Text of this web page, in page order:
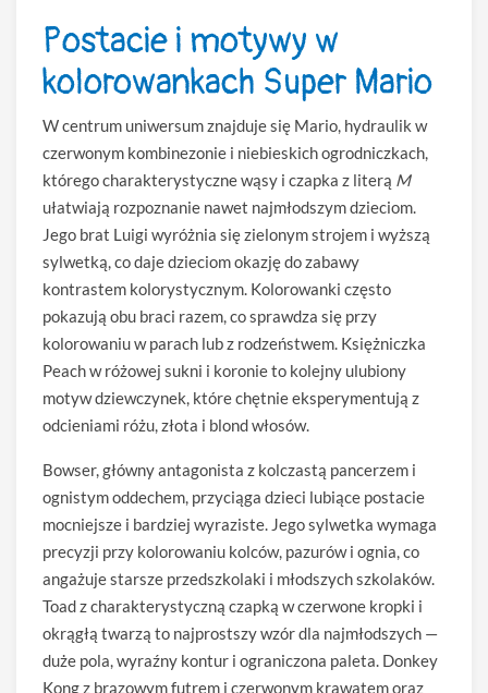
Postacie i motywy w
kolorowankach Super Mario
W centrum uniwersum znajduje się Mario, hydraulik w
czerwonym kombinezonie i niebieskich ogrodniczkach,
którego charakterystyczne wąsy i czapka z literą M
ułatwiają rozpoznanie nawet najmłodszym dzieciom.
Jego brat Luigi wyróżnia się zielonym strojem i wyższą
sylwetką, co daje dzieciom okazję do zabawy
kontrastem kolorystycznym. Kolorowanki często
pokazują obu braci razem, co sprawdza się przy
kolorowaniu w parach lub z rodzeństwem. Księżniczka
Peach w różowej sukni i koronie to kolejny ulubiony
motyw dziewczynek, które chętnie eksperymentują z
odcieniami różu, złota i blond włosów.
Bowser, główny antagonista z kolczastą pancerzem i
ognistym oddechem, przyciąga dzieci lubiące postacie
mocniejsze i bardziej wyraziste. Jego sylwetka wymaga
precyzji przy kolorowaniu kolców, pazurów i ognia, co
angażuje starsze przedszkolaki i młodszych szkolaków.
Toad z charakterystyczną czapką w czerwone kropki i
okrągłą twarzą to najprostszy wzór dla najmłodszych —
duże pola, wyraźny kontur i ograniczona paleta. Donkey
Kong z brązowym futrem i czerwonym krawatem oraz